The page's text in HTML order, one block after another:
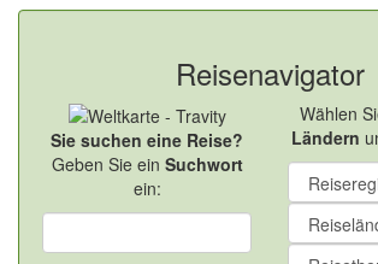
Reisenavigator
Sie suchen eine Reise?
Geben Sie ein Suchwort
ein:
Wählen
Ländern